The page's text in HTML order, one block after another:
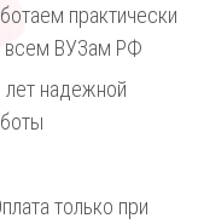
практически
всем ВУЗам РФ
лет надежной
только при